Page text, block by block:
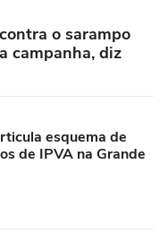
o sarampo
campanha, diz
esquema de
de IPVA na Grande